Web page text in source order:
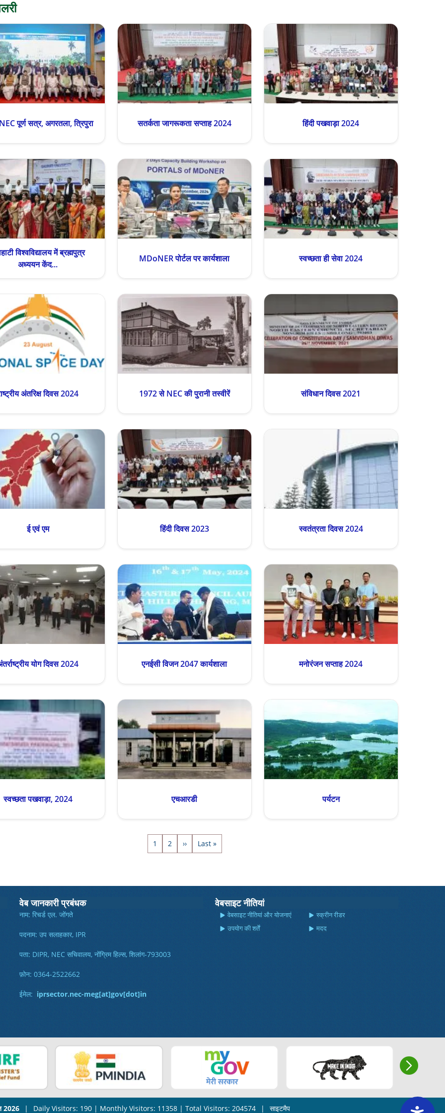
पूर्ण सत्र, अगरतला, त्रिपुरा सतर्कता जागरूकता सप्ताह 2024 हिंदी पखवाड़ा 2024
विश्वविद्यालय में ब्रह्मपुत्र
अध्ययन केंद...
MDoNER पोर्टल पर कार्यशाला स्वच्छता ही सेवा 2024
अंतरिक्ष दिवस 2024 1972 से NEC की पुरानी तस्वीरें संविधान दिवस 2021
ई एवं एम हिंदी दिवस 2023 स्वतंत्रता दिवस 2024
योग दिवस 2024 एनईसी विजन 2047 कार्यशाला मनोरंजन सप्ताह 2024
स्वच्छता पखवाड़ा, 2024 एचआरडी पर्यटन
पृष्ठ
1 पृष्ठ
2 अगला पृष्ठ
›› Last page
Last »
वेब जानकारी प्रबंधक
नाम: रिचर्ड एल. जोंगते
पदनाम: उप सलाहकार, IPR
पता: DIPR, NEC सचिवालय, नोंग्रिम हिल्स, शिलांग-793003
फ़ोन: 0364-2522662
ईमेल: iprsector.nec-meg[at]gov[dot]in
वेबसाइट नीतियां
वेबसाइट नीतियां और योजनाएं
स्क्रीन रीडर
उपयोग की शर्तें
मदद
2026 | Daily Visitors: 190 | Monthly Visitors: 11358 | Total Visitors: 204574 | साइटमैप